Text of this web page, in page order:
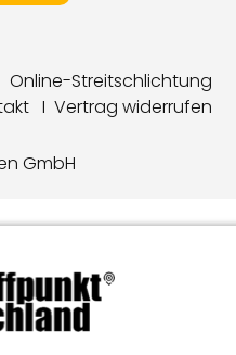
Online-Streitschlichtung
I Vertrag widerrufen
GmbH